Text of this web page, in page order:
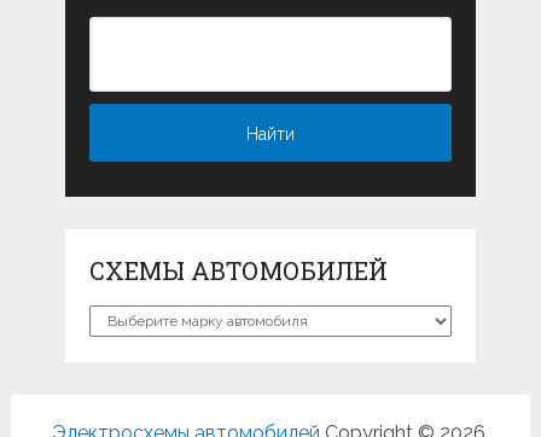
СХЕМЫ АВТОМОБИЛЕЙ
Схемы
Электросхемы автомобилей Copyright © 2026.